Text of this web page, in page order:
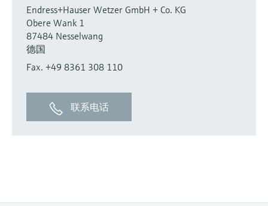
Endress+Hauser Wetzer GmbH + Co. KG
Obere Wank 1
87484 Nesselwang
德国
Fax. +49 8361 308 110
联系电话